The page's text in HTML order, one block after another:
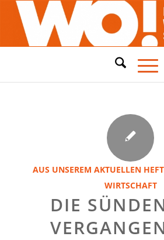
AUS UNSEREM AKTUELLEN HEFT
WIRTSCHAFT
DIE